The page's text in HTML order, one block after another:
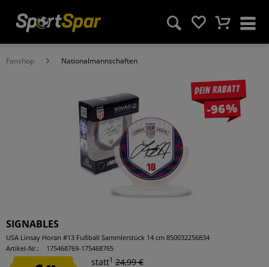
Fanshop Nationalmannschaften
Dein Rabatt
-96%
SIGNABLES
USA Linsay Horan #13 Fußball Sammlerstück 14 cm 850032256834
Artikel-Nr.:
175468769-175468765
statt1 24,99 €